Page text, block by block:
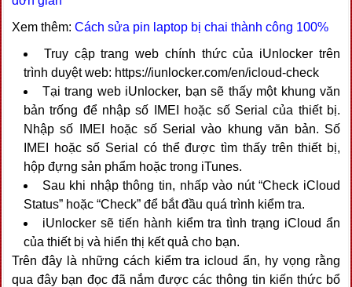
Xem thêm: Cách sửa pin laptop bị chai thành công 100%
Truy cập trang web chính thức của iUnlocker trên
trình duyệt web: https://iunlocker.com/en/icloud-check
Tại trang web iUnlocker, bạn sẽ thấy một khung văn
bản trống để nhập số IMEI hoặc số Serial của thiết bị.
Nhập số IMEI hoặc số Serial vào khung văn bản. Số
IMEI hoặc số Serial có thể được tìm thấy trên thiết bị,
hộp đựng sản phẩm hoặc trong iTunes.
Sau khi nhập thông tin, nhấp vào nút “Check iCloud
Status” hoặc “Check” để bắt đầu quá trình kiểm tra.
iUnlocker sẽ tiến hành kiểm tra tình trạng iCloud ẩn
của thiết bị và hiển thị kết quả cho bạn.
Trên đây là những cách kiểm tra icloud ẩn, hy vọng rằng
qua đây bạn đọc đã nắm được các thông tin kiến thức bổ